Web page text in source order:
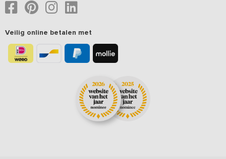
Veilig online betalen met